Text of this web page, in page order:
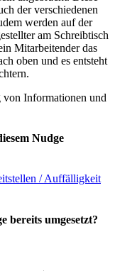
der verschiedenen
werden auf der
am Schreibtisch
Mitarbeitender das
oben und es entsteht
Informationen und
Nudge
/ Auffälligkeit
bereits umgesetzt?